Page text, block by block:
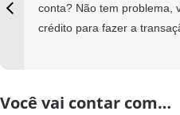
conta? Não tem problema,
crédito para fazer a
Você vai contar com…